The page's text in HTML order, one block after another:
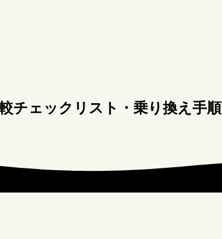
チェックリスト・乗り換え手順